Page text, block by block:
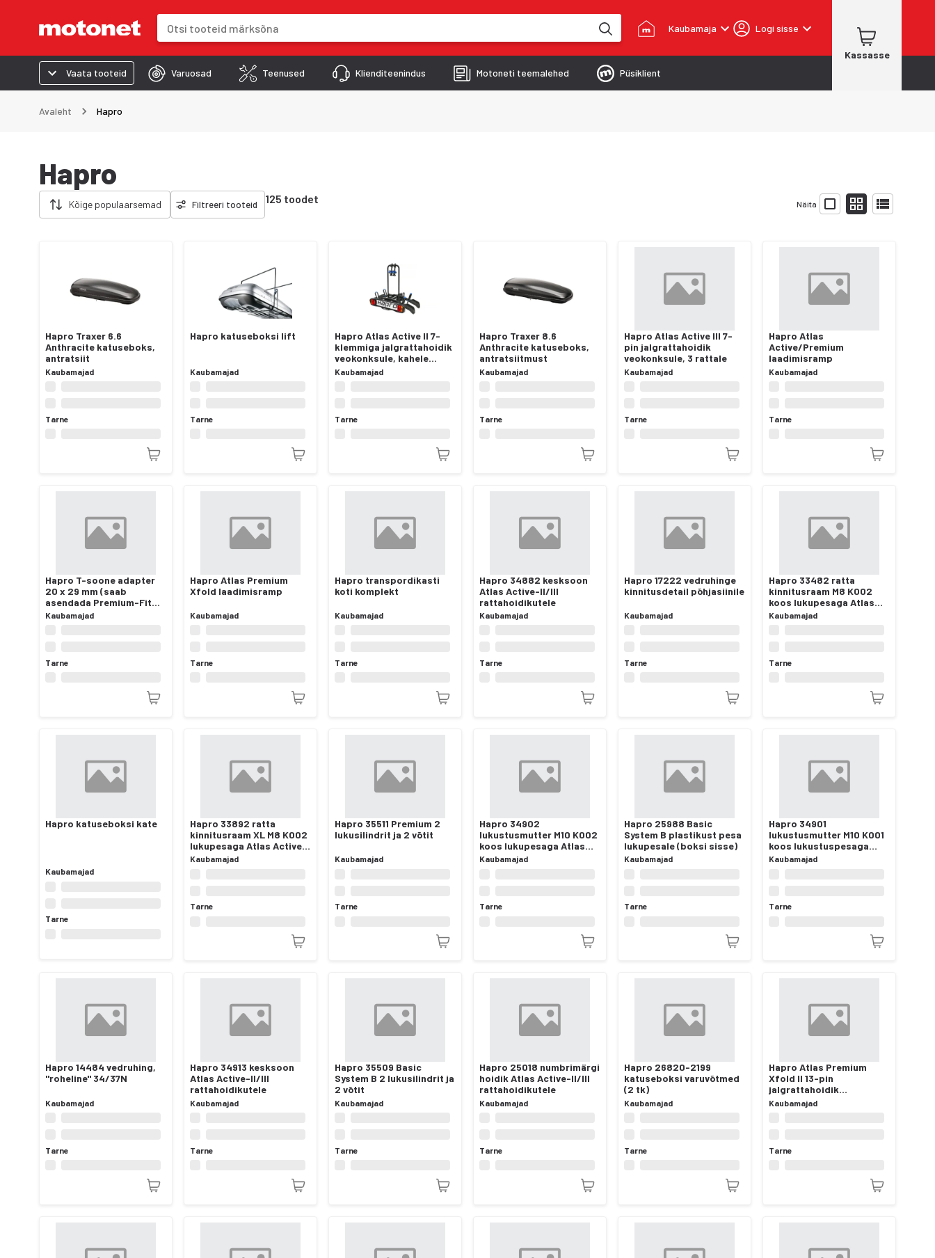
Kaubamaja Logi sisse
Kassasse
Vaata tooteid
Varuosad Teenused Klienditeenindus Motoneti teemalehed Püsiklient
Avaleht Hapro
Hapro
Kõige populaarsemad Filtreeri tooteid 125 toodet Näita
Eemalda filtrid
Hapro Traxer 6.6
Anthracite katuseboks,
antratsiit
Kaubamajad
Tarne
Hapro katuseboksi lift
Kaubamajad
Tarne
Hapro Atlas Active II 7-
klemmiga jalgrattahoidik
veokonksule, kahele
rattale
Kaubamajad
Tarne
Hapro Traxer 8.6
Anthracite katuseboks,
antratsiitmust
Kaubamajad
Tarne
Hapro Atlas Active III 7-
pin jalgrattahoidik
veokonksule, 3 rattale
Kaubamajad
Tarne
Hapro Atlas
Active/Premium
laadimisramp
Kaubamajad
Tarne
Hapro T-soone adapter
20 x 29 mm (saab
asendada Premium-Fit
kiirkinnitust)
Kaubamajad
Tarne
Hapro Atlas Premium
Xfold laadimisramp
Kaubamajad
Tarne
Hapro transpordikasti
koti komplekt
Kaubamajad
Tarne
Hapro 34882 kesksoon
Atlas Active-II/III
rattahoidikutele
Kaubamajad
Tarne
Hapro 17222 vedruhinge
kinnitusdetail põhjasiinile
Kaubamajad
Tarne
Hapro 33482 ratta
kinnitusraam M8 K002
koos lukupesaga Atlas
Active-II/III
Kaubamajad
Tarne
Hapro katuseboksi kate
Kaubamajad
Tarne
Hapro 33892 ratta
kinnitusraam XL M8 K002
lukupesaga Atlas Active-
III rattahoidikutele
Kaubamajad
Tarne
Hapro 35511 Premium 2
lukusilindrit ja 2 võtit
Kaubamajad
Tarne
Hapro 34902
lukustusmutter M10 K002
koos lukupesaga Atlas
Active-II/III
Kaubamajad
Tarne
Hapro 25988 Basic
System B plastikust pesa
lukupesale (boksi sisse)
Kaubamajad
Tarne
Hapro 34901
lukustusmutter M10 K001
koos lukustuspesaga
Atlas Active-II/III
Kaubamajad
Tarne
Hapro 14484 vedruhing,
"roheline" 34/37N
Kaubamajad
Tarne
Hapro 34913 kesksoon
Atlas Active-II/III
rattahoidikutele
Kaubamajad
Tarne
Hapro 35509 Basic
System B 2 lukusilindrit ja
2 võtit
Kaubamajad
Tarne
Hapro 25018 numbrimärgi
hoidik Atlas Active-II/III
rattahoidikutele
Kaubamajad
Tarne
Hapro 26820-2199
katuseboksi varuvõtmed
(2 tk)
Kaubamajad
Tarne
Hapro Atlas Premium
Xfold II 13-pin
jalgrattahoidik
veokonksule, kahele
Kaubamajad
Tarne